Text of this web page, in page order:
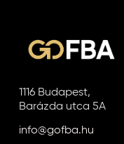
1116 Budapest,
Barázda utca 5A
info@gofba.hu